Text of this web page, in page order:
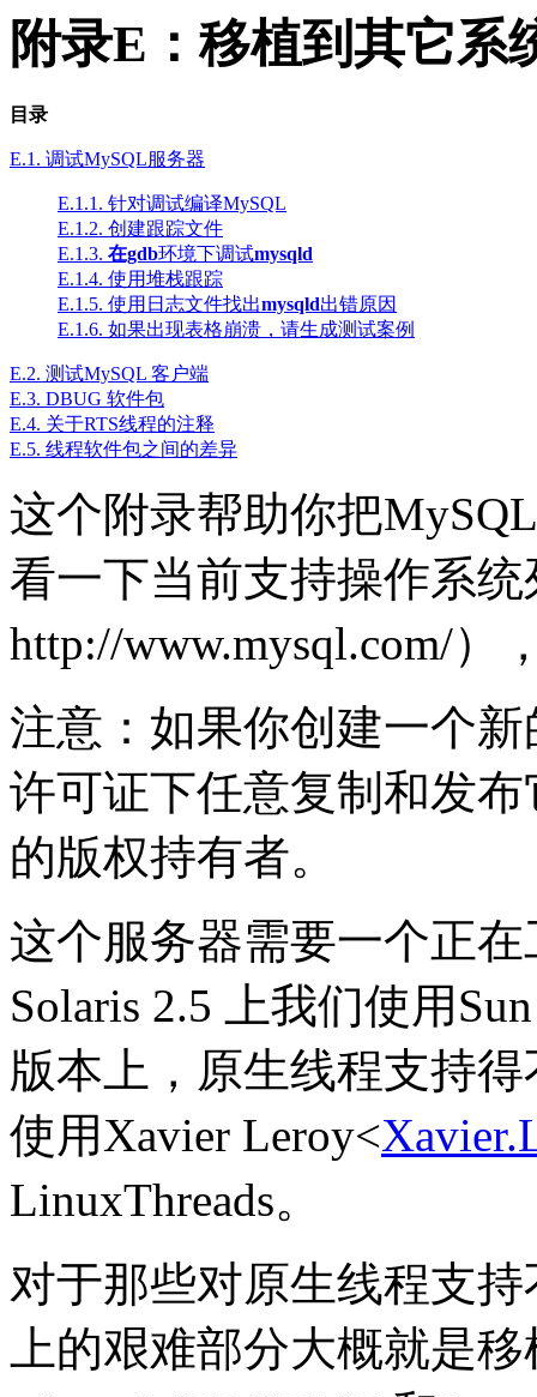
附录E：移植到其它系
目录
E.1. 调试MySQL服务器
E.1.1. 针对调试编译MySQL
E.1.2. 创建跟踪文件
E.1.3. 在gdb环境下调试mysqld
E.1.4. 使用堆栈跟踪
E.1.5. 使用日志文件找出mysqld出错原因
E.1.6. 如果出现表格崩溃，请生成测试案例
E.2. 测试MySQL 客户端
E.3. DBUG 软件包
E.4. 关于RTS线程的注释
E.5. 线程软件包之间的差异
这个附录帮助你把
看一下当前支持操作系
http://www.mysql.com/）
注意：如果你创建一个
许可证下任意复制和发
的版权持有者。
这个服务器需要一个正
Solaris 2.5 上我们使用
版本上，原生线程支持
使用Xavier Leroy<
LinuxThreads。
对于那些对原生线程支
上的艰难部分大概就是